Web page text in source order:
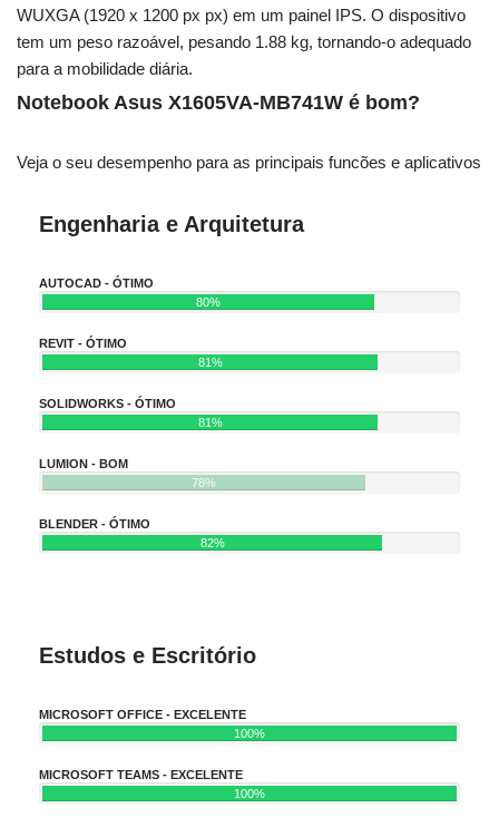
WUXGA (1920 x 1200 px px) em um painel IPS. O dispositivo
tem um peso razoável, pesando 1.88 kg, tornando-o adequado
para a mobilidade diária.
Notebook Asus X1605VA-MB741W é bom?
Veja o seu desempenho para as principais funcões e aplicativos
Engenharia e Arquitetura
AUTOCAD - ÓTIMO
80%
REVIT - ÓTIMO
81%
SOLIDWORKS - ÓTIMO
81%
LUMION - BOM
78%
BLENDER - ÓTIMO
82%
Estudos e Escritório
MICROSOFT OFFICE - EXCELENTE
100%
MICROSOFT TEAMS - EXCELENTE
100%